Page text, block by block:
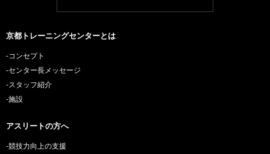
京都トレーニングセンターとは
-コンセプト
-センター長メッセージ
-スタッフ紹介
-施設
アスリートの方へ
-競技力向上の支援